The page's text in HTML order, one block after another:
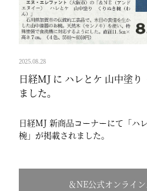
2025.08.28
日経MJ に ハレとケ 山中塗
ました。
日経MJ 新商品コーナーにて「ハ
椀」が掲載されました。
＆NE公式オンライ